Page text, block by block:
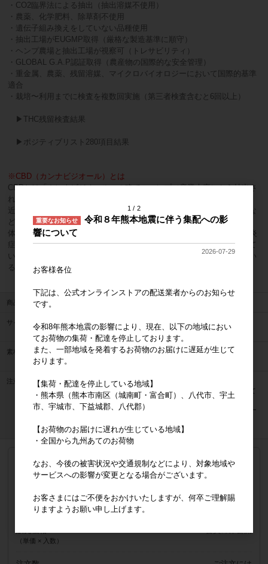
・CO2臨界法による抽出（抽出溶媒不使用）
・農薬、化学肥料、除草剤不使用
・遺伝子組み換えをしていない品種使用
・抽出工場がEUGMP取得（厳格な製造基準に順守）
・ヘンプ農場と抽出工場が視察可（トレサビリティ）
・GLOBAL G.A.P認証取得（農産物の国際的な安全管理）
・重金属、農薬、残留溶媒、マイクロバイオロジーにおいて国際的基準
適合
・栽培〜利用までに検査を複数回実施（第三者検査含むと6回以上）
▶THC残留検査結果
▶ポジティブリスト280項目結果
※CBD（カンナビジオール）とは
CBDとは「カンナビジオール」の略で、ヘンプ（産業大麻）から抽出さ
れる成分のひとつです。
近年欧米を中心に、自然療法やサプリメントとして、また美容の分野な
どでも注目が集まっています。
体内のエンド・カンナビノイド・システム（ECS）に作用し、痛みや炎
症の緩和、不安やストレスの緩和、睡眠の改善などの効果が期待されて
います。また、抗酸化作用や抗菌作用、抗てんかん作用なども持ってい
るとされています。
商品管理番号
サイズ
【内容量】10ml
【CBD配合量】2,000mg
素材
MCTオイル、CBD（カンナビジオール）
注意事項
●お子様の手の届かないところに保管して下さい。
●体調や体質によって体に合わない場合は使用を中止して
ください。
●海外へのCBD製品の持ち出し、海外発送・海外転送サー
単品
軽減税率対象
JANコード
4573502930275
参考上代
11,800円
（単価 × 入数）
1 2
重要なお知らせ
令和８年熊本地震に伴う集配への影
響について
2026-07-29
お客様各位
下記は、公式オンラインストアの配送業者からのお知らせ
です。
令和8年熊本地震の影響により、現在、以下の地域におい
てお荷物の集荷・配達を停止しております。
また、一部地域を発着するお荷物のお届けに遅延が生じて
おります。
【集荷・配達を停止している地域】
・熊本県（熊本市南区（城南町・富合町）、八代市、宇土
市、宇城市、下益城郡、八代郡）
【お荷物のお届けに遅れが生じている地域】
・全国から九州あてのお荷物
なお、今後の被害状況や交通規制などにより、対象地域や
サービスへの影響が変更となる場合がございます。
お客さまにはご不便をおかけいたしますが、何卒ご理解賜
りますようお願い申し上げます。